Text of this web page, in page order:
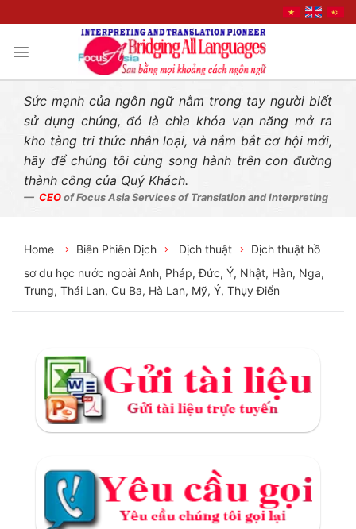
Sức mạnh của ngôn ngữ nằm trong tay người biết
sử dụng chúng, đó là chìa khóa vạn năng mở ra
kho tàng tri thức nhân loại, và nắm bắt cơ hội mới,
hãy để chúng tôi cùng song hành trên con đường
thành công của Quý Khách.
CEO of Focus Asia Services of Translation and Interpreting
Home Biên Phiên Dịch Dịch thuật
Dịch thuật hồ
sơ du học nước ngoài Anh, Pháp, Đức, Ý, Nhật, Hàn, Nga,
Trung, Thái Lan, Cu Ba, Hà Lan, Mỹ, Ý, Thụy Điển